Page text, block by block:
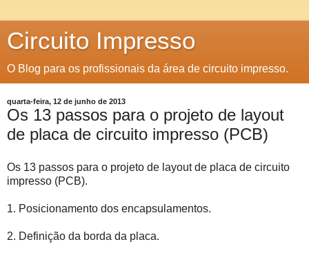
Circuito Impresso
O Blog para os profissionais da área de circuito impresso.
quarta-feira, 12 de junho de 2013
Os 13 passos para o projeto de layout
de placa de circuito impresso (PCB)
Os 13 passos para o projeto de layout de placa de circuito
impresso (PCB).
1. Posicionamento dos encapsulamentos.
2. Definição da borda da placa.